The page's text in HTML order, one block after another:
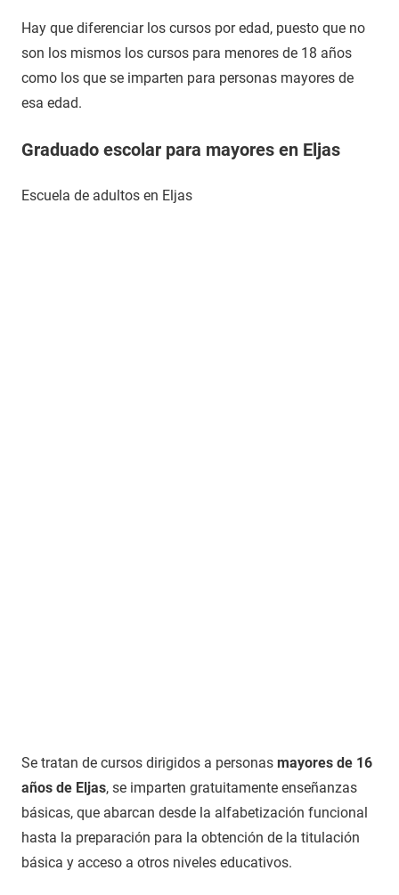
Hay que diferenciar los cursos por edad, puesto que no
son los mismos los cursos para menores de 18 años
como los que se imparten para personas mayores de
esa edad.
Graduado escolar para mayores en Eljas
Escuela de adultos en Eljas
Se tratan de cursos dirigidos a personas mayores de 16
años de Eljas, se imparten gratuitamente enseñanzas
básicas, que abarcan desde la alfabetización funcional
hasta la preparación para la obtención de la titulación
básica y acceso a otros niveles educativos.